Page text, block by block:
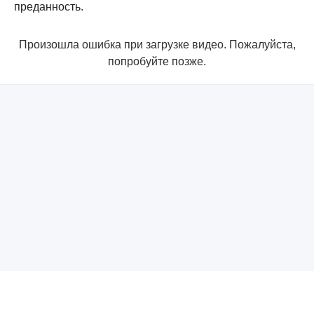
преданность.
Произошла ошибка при загрузке видео. Пожалуйста,
попробуйте позже.